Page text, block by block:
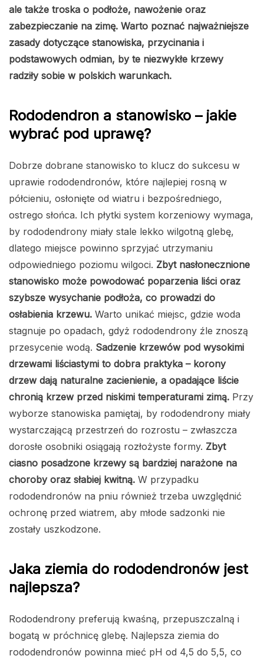
ale także troska o podłoże, nawożenie oraz
zabezpieczanie na zimę. Warto poznać najważniejsze
zasady dotyczące stanowiska, przycinania i
podstawowych odmian, by te niezwykłe krzewy
radziły sobie w polskich warunkach.
Rododendron a stanowisko – jakie
wybrać pod uprawę?
Dobrze dobrane stanowisko to klucz do sukcesu w
uprawie rododendronów, które najlepiej rosną w
półcieniu, osłonięte od wiatru i bezpośredniego,
ostrego słońca. Ich płytki system korzeniowy wymaga,
by rododendrony miały stale lekko wilgotną glebę,
dlatego miejsce powinno sprzyjać utrzymaniu
odpowiedniego poziomu wilgoci. Zbyt nasłonecznione
stanowisko może powodować poparzenia liści oraz
szybsze wysychanie podłoża, co prowadzi do
osłabienia krzewu. Warto unikać miejsc, gdzie woda
stagnuje po opadach, gdyż rododendrony źle znoszą
przesycenie wodą. Sadzenie krzewów pod wysokimi
drzewami liściastymi to dobra praktyka – korony
drzew dają naturalne zacienienie, a opadające liście
chronią krzew przed niskimi temperaturami zimą. Przy
wyborze stanowiska pamiętaj, by rododendrony miały
wystarczającą przestrzeń do rozrostu – zwłaszcza
dorosłe osobniki osiągają rozłożyste formy. Zbyt
ciasno posadzone krzewy są bardziej narażone na
choroby oraz słabiej kwitną. W przypadku
rododendronów na pniu również trzeba uwzględnić
ochronę przed wiatrem, aby młode sadzonki nie
zostały uszkodzone.
Jaka ziemia do rododendronów jest
najlepsza?
Rododendrony preferują kwaśną, przepuszczalną i
bogatą w próchnicę glebę. Najlepsza ziemia do
rododendronów powinna mieć pH od 4,5 do 5,5, co